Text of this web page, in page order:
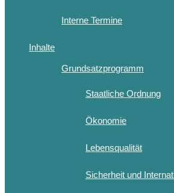
Interne Termine
Inhalte
Grundsatzprogramm
Staatliche Ordnung
Ökonomie
Lebensqualität
Sicherheit und